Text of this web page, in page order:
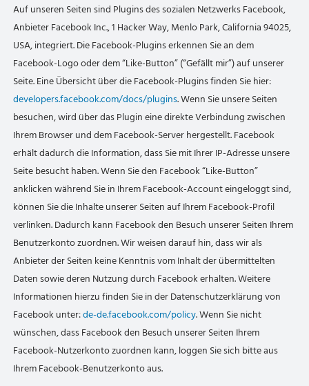
Auf unseren Seiten sind Plugins des sozialen Netzwerks Facebook,
Anbieter Facebook Inc., 1 Hacker Way, Menlo Park, California 94025,
USA, integriert. Die Facebook-Plugins erkennen Sie an dem
Facebook-Logo oder dem “Like-Button” (“Gefällt mir”) auf unserer
Seite. Eine Übersicht über die Facebook-Plugins finden Sie hier:
developers.facebook.com/docs/plugins. Wenn Sie unsere Seiten
besuchen, wird über das Plugin eine direkte Verbindung zwischen
Ihrem Browser und dem Facebook-Server hergestellt. Facebook
erhält dadurch die Information, dass Sie mit Ihrer IP-Adresse unsere
Seite besucht haben. Wenn Sie den Facebook “Like-Button”
anklicken während Sie in Ihrem Facebook-Account eingeloggt sind,
können Sie die Inhalte unserer Seiten auf Ihrem Facebook-Profil
verlinken. Dadurch kann Facebook den Besuch unserer Seiten Ihrem
Benutzerkonto zuordnen. Wir weisen darauf hin, dass wir als
Anbieter der Seiten keine Kenntnis vom Inhalt der übermittelten
Daten sowie deren Nutzung durch Facebook erhalten. Weitere
Informationen hierzu finden Sie in der Datenschutzerklärung von
Facebook unter:de-de.facebook.com/policy. Wenn Sie nicht
wünschen, dass Facebook den Besuch unserer Seiten Ihrem
Facebook-Nutzerkonto zuordnen kann, loggen Sie sich bitte aus
Ihrem Facebook-Benutzerkonto aus.